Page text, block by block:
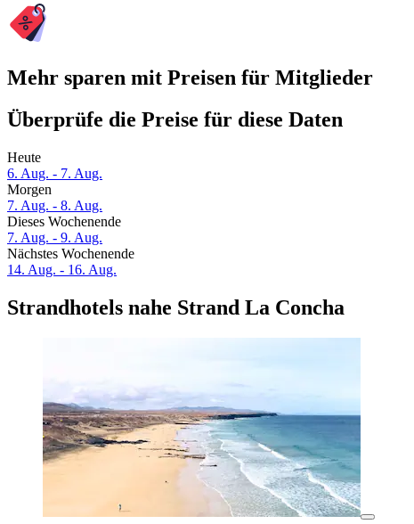
Mehr sparen mit Preisen für Mitglieder
Überprüfe die Preise für diese Daten
Heute
6. Aug. - 7. Aug.
Morgen
7. Aug. - 8. Aug.
Dieses Wochenende
7. Aug. - 9. Aug.
Nächstes Wochenende
14. Aug. - 16. Aug.
Strandhotels nahe Strand La Concha